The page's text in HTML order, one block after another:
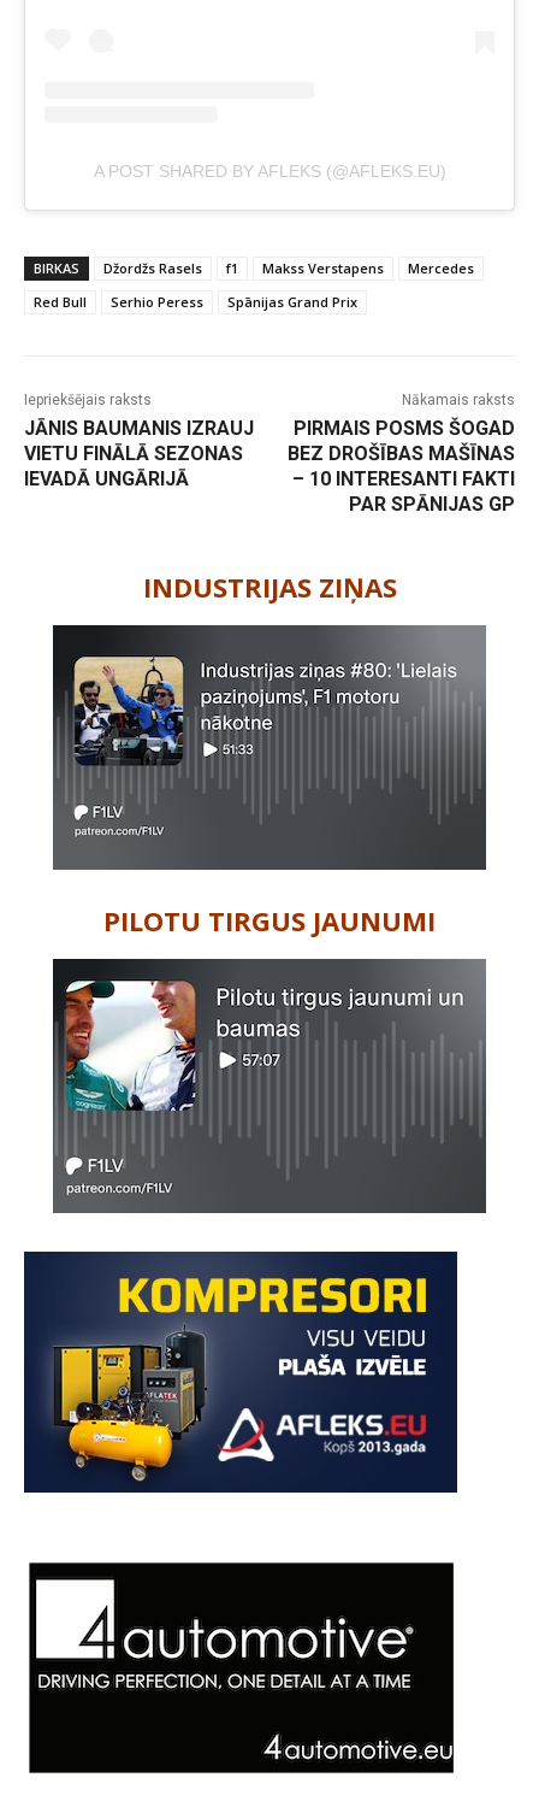
A POST SHARED BY AFLEKS (@AFLEKS.EU)
BIRKAS Džordžs Rasels f1 Makss Verstapens
Mercedes
Red Bull
Serhio Peress Spānijas Grand Prix
Iepriekšējais raksts
JĀNIS BAUMANIS IZRAUJ
VIETU FINĀLĀ SEZONAS
IEVADĀ UNGĀRIJĀ
Nākamais raksts
PIRMAIS POSMS ŠOGAD
BEZ DROŠĪBAS MAŠĪNAS
– 10 INTERESANTI FAKTI
PAR SPĀNIJAS GP
INDUSTRIJAS ZIŅAS
PILOTU TIRGUS JAUNUMI